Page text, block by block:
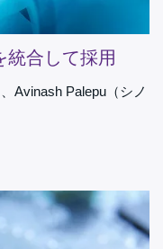
統合して採用
Avinash Palepu（シノ